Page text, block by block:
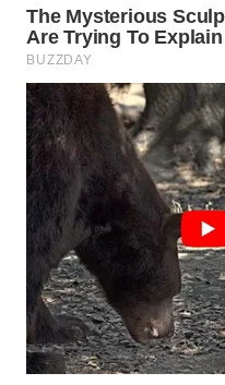
CIANJUR
WN
KEPULAUAN
SERIBU
WN
TANGERANG
WN
BINJAI
WN
CIREBON